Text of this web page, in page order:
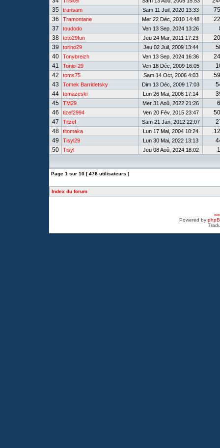
35
transam Sam 11 Juil, 2020 13:33
36
Tramontane Mer 22 Déc, 2010 14:48
37
toudodo Ven 13 Sep, 2024 13:26
38
toto29fun Jeu 24 Mar, 2011 17:23
39
torino29 Jeu 02 Juil, 2009 13:44
40
Tonybreizh Ven 13 Sep, 2024 16:36
41
Tonio-29 Ven 18 Déc, 2009 16:05
42
toms75 Sam 14 Oct, 2006 4:03
43
Tomek Barridetsky Dim 13 Déc, 2009 17:03
44
tomazeski Lun 26 Mai, 2008 17:14
45
TM29 Mer 31 Aoû, 2022 21:26
46
tizef2994 Ven 20 Fév, 2015 23:47
47
Titzef Sam 21 Jan, 2012 22:07
48
titomaka Lun 17 Mai, 2004 10:24
49
Tisyl29 Lun 30 Mai, 2022 13:13
50
Tisyl Jeu 08 Aoû, 2024 18:02
Page 1 sur 10 [ 478 utilisateurs ]
Index du forum
Powered by